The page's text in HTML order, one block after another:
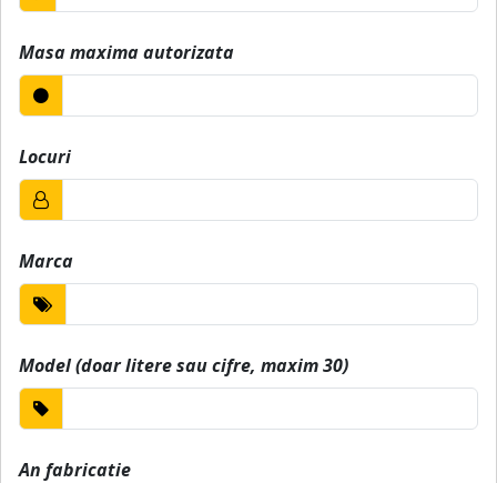
Masa maxima autorizata
Locuri
Marca
Model (doar litere sau cifre, maxim 30)
An fabricatie